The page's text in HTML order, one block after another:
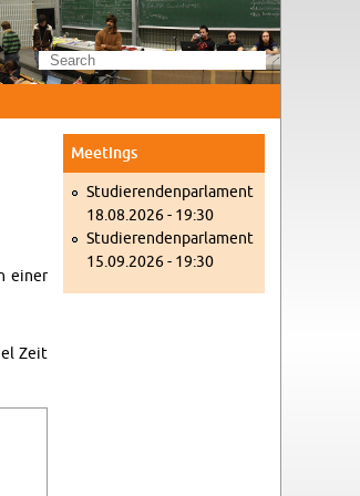
einer
Zeit
Meet­ings
Studieren­den­par­la­ment
18.08.2026 - 19:30
Studieren­den­par­la­ment
15.09.2026 - 19:30